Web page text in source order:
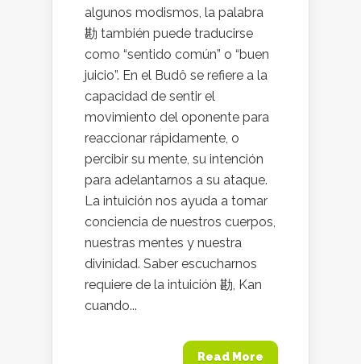
algunos modismos, la palabra
勘 también puede traducirse
como “sentido común” o “buen
juicio”. En el Budô se refiere a la
capacidad de sentir el
movimiento del oponente para
reaccionar rápidamente, o
percibir su mente, su intención
para adelantarnos a su ataque.
La intuición nos ayuda a tomar
conciencia de nuestros cuerpos,
nuestras mentes y nuestra
divinidad. Saber escucharnos
requiere de la intuición 勘, Kan
cuando...
Read More